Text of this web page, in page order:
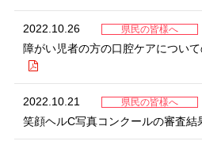
2022.10.26 県民の皆様へ
障がい児者の方の口腔ケアについ
2022.10.21 県民の皆様へ
笑顔ヘルC写真コンクールの審査結